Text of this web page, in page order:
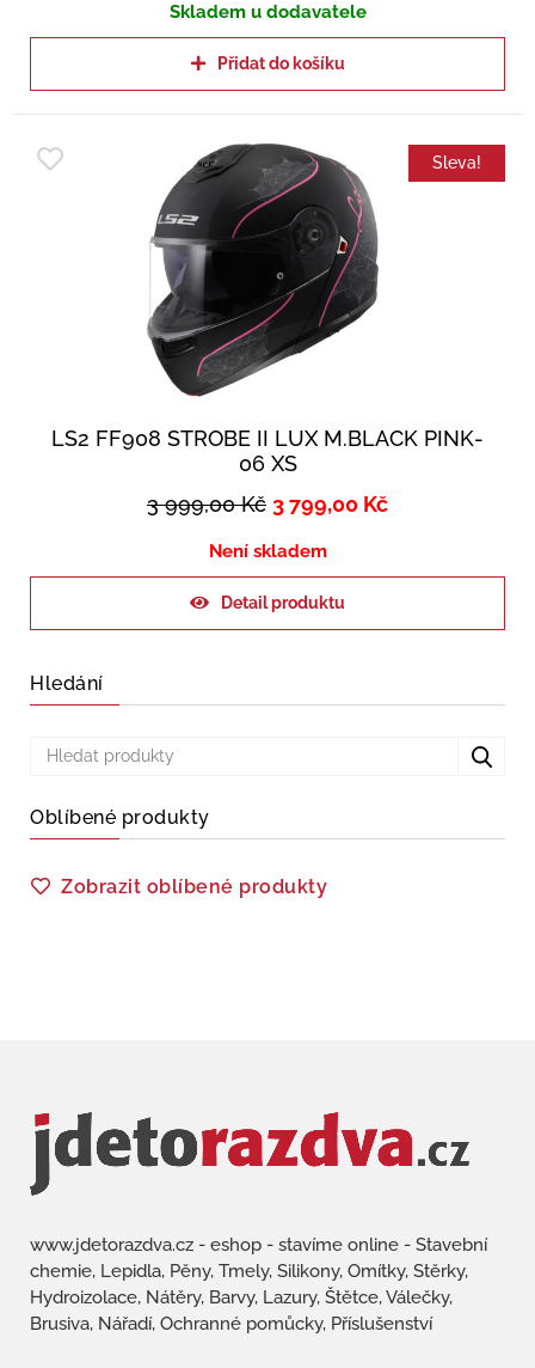
Skladem u dodavatele
Přidat do košíku
Sleva!
LS2 FF908 STROBE II LUX M.BLACK PINK-
06 XS
3 999,00Kč 3 799,00 Kč
Není skladem
Detail produktu
Hledání
Oblíbené produkty
Zobrazit oblíbené produkty
www.jdetorazdva.cz - eshop - stavíme online - Stavební
chemie, Lepidla, Pěny, Tmely, Silikony, Omítky, Stěrky,
Hydroizolace, Nátěry, Barvy, Lazury, Štětce, Válečky,
Brusiva, Nářadí, Ochranné pomůcky, Příslušenství